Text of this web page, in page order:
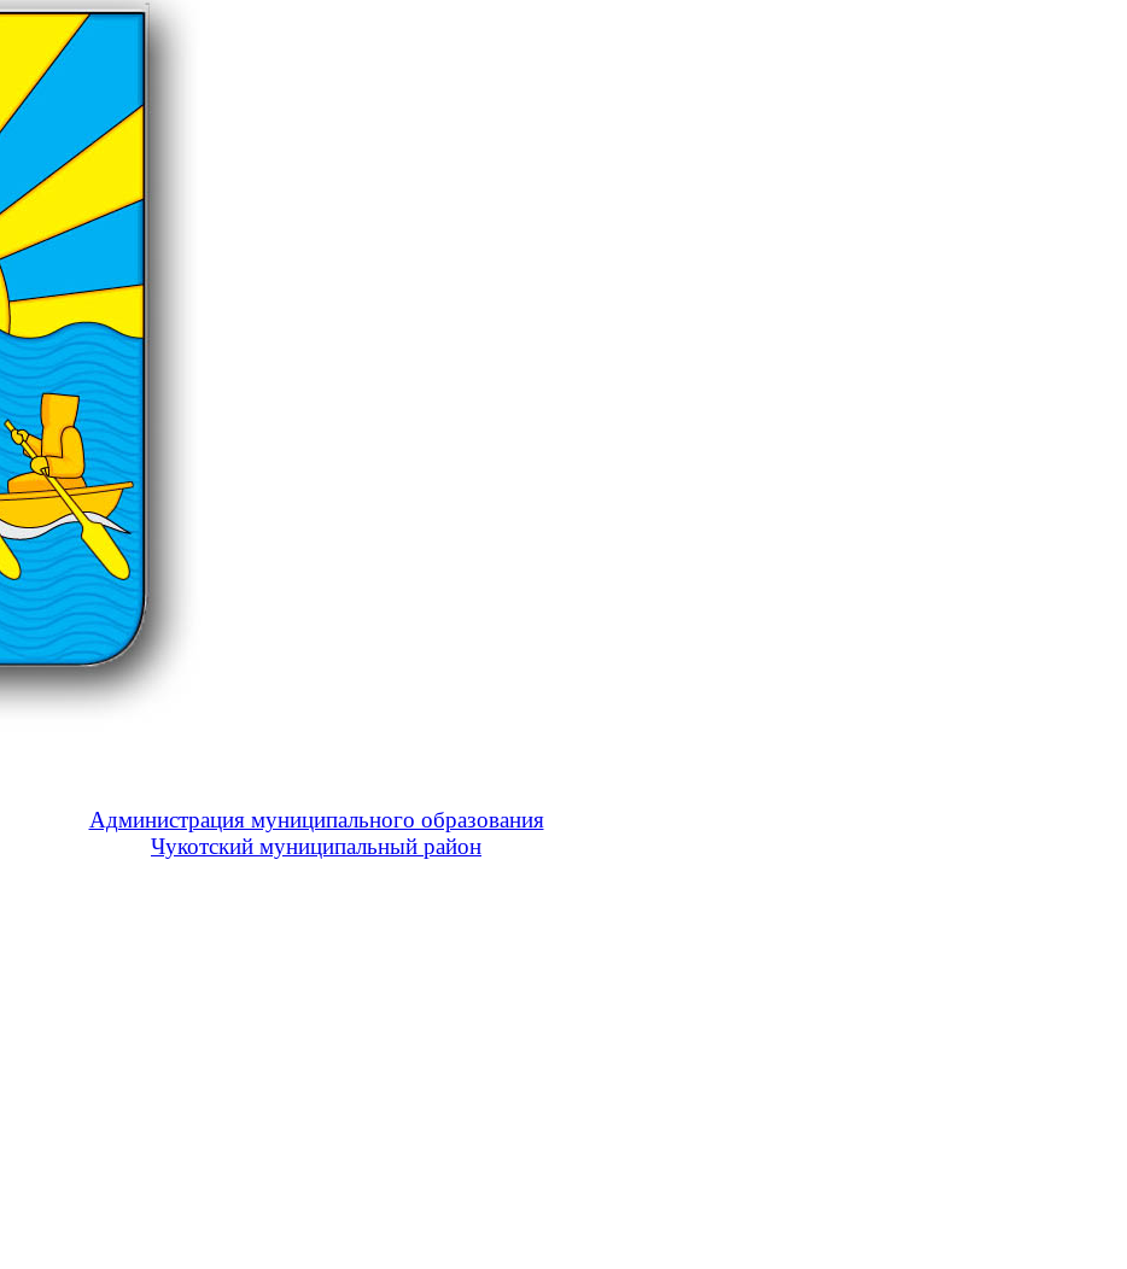
Администрация муниципального образования
Чукотский муниципальный район